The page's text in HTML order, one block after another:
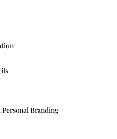
Personal Branding